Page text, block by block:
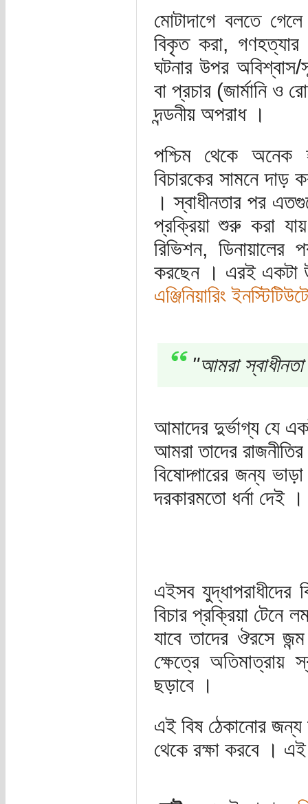
মোটাদাগে বলতে
বিকৃত করা, গণহত্যার
ঘটনার উপর অবিশ্বাস/
বা প্রচার (জার্মানি ও
দন্ডনীয় অপরাধ ।
পশ্চিম থেকে অনেক
বিচারকের সামনে দাড়
। স্বাধীনতার পর
প্রক্রিয়া শুরু করা
রিভিশন,
করছেন । এরই একটা
এঞ্জিনিয়ারিং
"আমরা
আমাদের দুর্ভাগ্য যে
আমরা তাদের
বিষোদ্গারের জন্য
দরকারমতো ধর্না দেই ।
এইসব
বিচার প্রক্রিয়া
যাবে তাদের ঔরসে
ক্ষেত্রে অতিমাত্রায়
ছড়াবে ।
এই বিষ ঠেকানোর
থেকে রক্ষা করবে ।